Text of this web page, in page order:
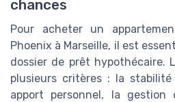
chances
Pour acheter un
Phoenix à Marseille, il est
dossier de prêt hypothécaire.
plusieurs critères : la
apport personnel, la